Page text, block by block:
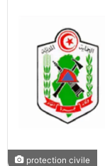
protection civile